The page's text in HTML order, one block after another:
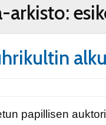
arkisto:
alku
papillisen